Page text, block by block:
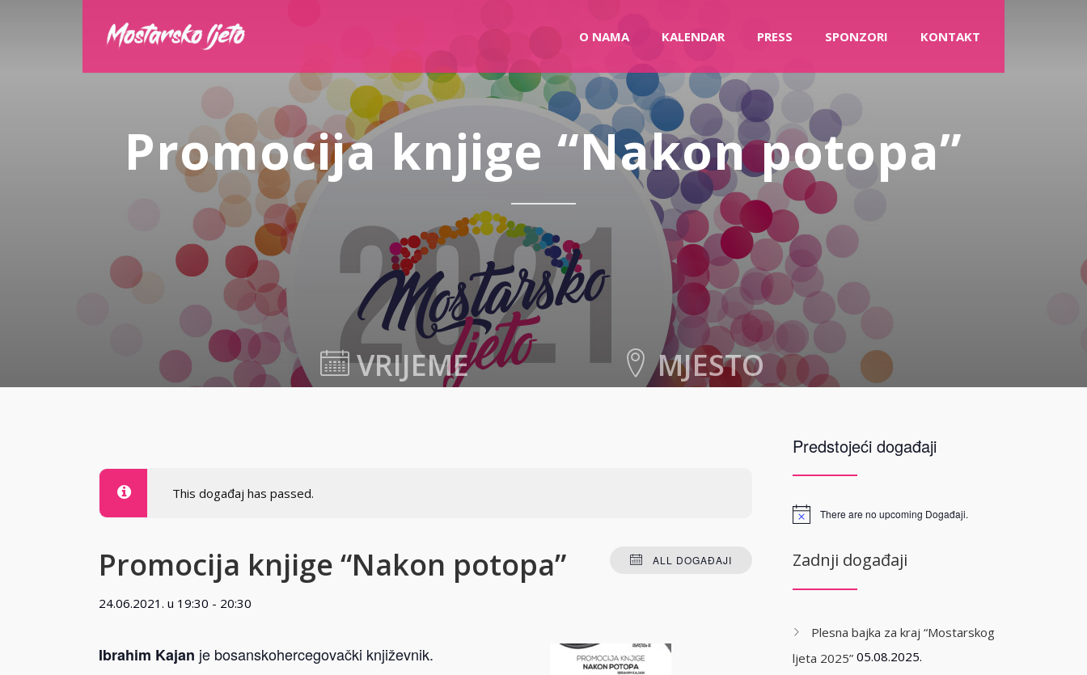
O NAMA KALENDAR PRESS SPONZORI KONTAKT
Promocija knjige “Nakon potopa”
VRIJEME MJESTO
This događaj has passed.
ALL DOGAĐAJI
Promocija knjige “Nakon potopa”
24.06.2021. u 19:30 - 20:30
Ibrahim Kajan je bosanskohercegovački književnik.
Predstojeći događaji
There are no upcoming Događaji.
Zadnji događaji
Plesna bajka za kraj “Mostarskog
ljeta 2025” 05.08.2025.